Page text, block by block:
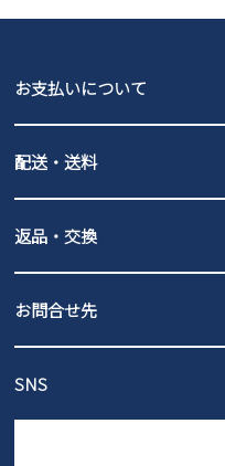
GAP
瞬足
お支払いについて
PayPay（オンライン決済）、
配送・送料
北海道・本州・四国・九州
3,980円（税込）以上お買い上
ご利用ください。
全国一律…220円（税込）
発送日・送料詳細については
ご利用ください。
返品・交換
の片道無料サービスを実施中！
ントとしても安心してご利用
お問合せ先
営業時間：11時～17時
SNS